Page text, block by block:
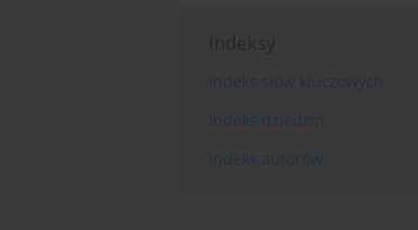
Indeksy
Indeks słów kluczowych
Indeks dziedzin
Indeks autorów